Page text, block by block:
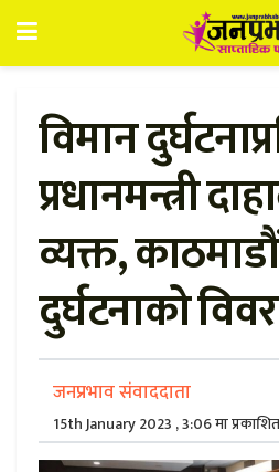
विमान
प्रधानमन्त्री
व्यक्त,
दुर्घटनाको
जनप्रभाव संवाददाता
15th January 2023 , 3:06 मा प्रकाशित